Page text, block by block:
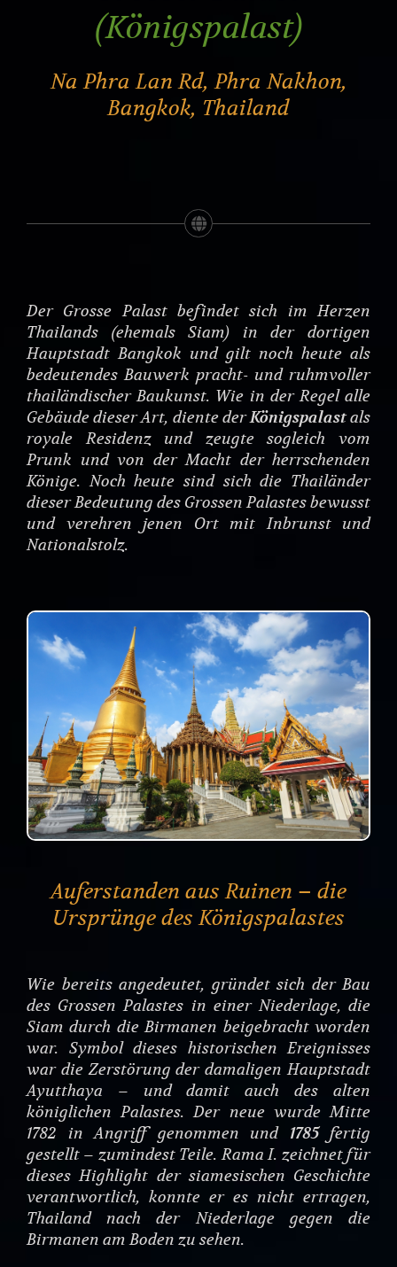
(Königspalast)
Na Phra Lan Rd, Phra Nakhon,
Bangkok, Thailand
Der Grosse Palast befindet sich im Herzen
Thailands (ehemals Siam) in der dortigen
Hauptstadt Bangkok und gilt noch heute als
bedeutendes Bauwerk pracht- und ruhmvoller
thailändischer Baukunst. Wie in der Regel alle
Gebäude dieser Art, diente derKönigspalastals
royale Residenz und zeugte sogleich vom
Prunk und von der Macht der herrschenden
Könige. Noch heute sind sich die Thailänder
dieser Bedeutung des Grossen Palastes bewusst
und verehren jenen Ort mit Inbrunst und
Nationalstolz.
Auferstanden aus Ruinen – die
Ursprünge des Königspalastes
Wie bereits angedeutet, gründet sich der Bau
des Grossen Palastes in einer Niederlage, die
Siam durch die Birmanen beigebracht worden
war. Symbol dieses historischen Ereignisses
war die Zerstörung der damaligen Hauptstadt
Ayutthaya – und damit auch des alten
königlichen Palastes. Der neue wurde Mitte
1782 in Angriff genommen und 1785fertig
gestellt – zumindest Teile. Rama I. zeichnet für
dieses Highlight der siamesischen Geschichte
verantwortlich, konnte er es nicht ertragen,
Thailand nach der Niederlage gegen die
Birmanen am Boden zu sehen.